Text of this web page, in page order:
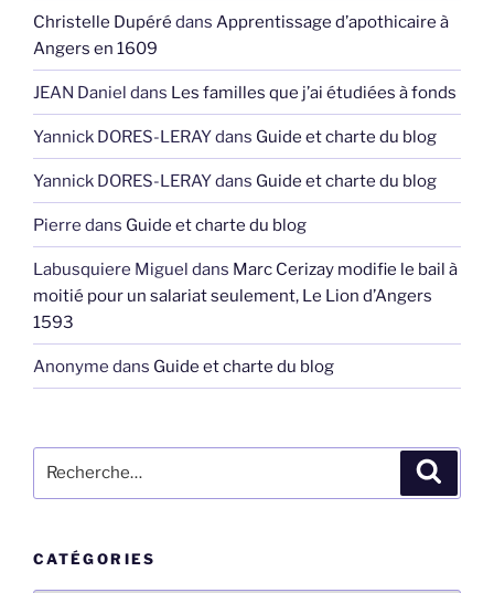
Christelle Dupéré dans Apprentissage d’apothicaire à
Angers en 1609
JEAN Daniel dans Les familles que j’ai étudiées à fonds
Yannick DORES-LERAYdans Guide et charte du blog
Yannick DORES-LERAYdans Guide et charte du blog
Pierre dans Guide et charte du blog
Labusquiere Miguel dans Marc Cerizay modifie le bail à
moitié pour un salariat seulement, Le Lion d’Angers
1593
Anonyme dans Guide et charte du blog
pour
CATÉGORIES